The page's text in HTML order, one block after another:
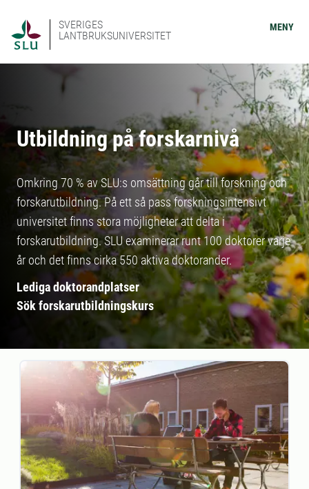
SVERIGES
LANTBRUKSUNIVERSITET
MENY
Utbildning på forskarnivå
Omkring 70 % av SLU:s omsättning går till forskning och
forskarutbildning. På ett så pass forskningsintensivt
universitet finns stora möjligheter att delta i
forskarutbildning. SLU examinerar runt 100 doktorer varje
år och det finns cirka 550 aktiva doktorander.
Lediga doktorandplatser
Sök forskarutbildningskurs